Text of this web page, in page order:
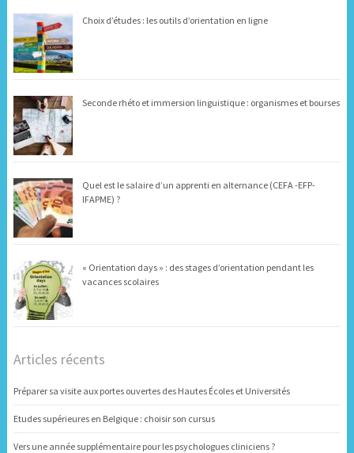
Choix d’études : les outils d’orientation en ligne
Seconde rhéto et immersion linguistique : organismes et bourses
Quel est le salaire d’un apprenti en alternance (CEFA -EFP-
IFAPME) ?
« Orientation days » : des stages d’orientation pendant les
vacances scolaires
Articles récents
Préparer sa visite aux portes ouvertes des Hautes Écoles et Universités
Etudes supérieures en Belgique : choisir son cursus
Vers une année supplémentaire pour les psychologues cliniciens ?